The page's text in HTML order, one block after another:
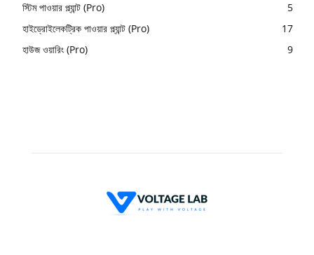
স্টিম পাওয়ার প্ল্যান্ট (Pro)
5
হাইড্রোইলেকট্রিক পাওয়ার প্ল্যান্ট (Pro)
17
হাউজ ওয়ারিং (Pro)
9